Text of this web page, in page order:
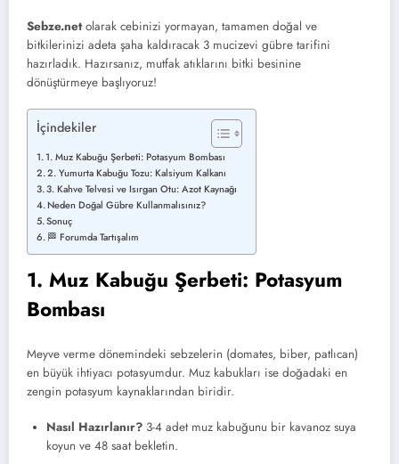
Sebze.netolarak cebinizi yormayan, tamamen doğal ve
bitkilerinizi adeta şaha kaldıracak 3 mucizevi gübre tarifini
hazırladık. Hazırsanız, mutfak atıklarını bitki besinine
dönüştürmeye başlıyoruz!
İçindekiler
1. Muz Kabuğu Şerbeti: Potasyum Bombası
2. Yumurta Kabuğu Tozu: Kalsiyum Kalkanı
3. Kahve Telvesi ve Isırgan Otu: Azot Kaynağı
Neden Doğal Gübre Kullanmalısınız?
Sonuç
🏁 Forumda Tartışalım
1. Muz Kabuğu Şerbeti: Potasyum
Bombası
Meyve verme dönemindeki sebzelerin (domates, biber, patlıcan)
en büyük ihtiyacı potasyumdur. Muz kabukları ise doğadaki en
zengin potasyum kaynaklarından biridir.
Nasıl Hazırlanır? 3-4 adet muz kabuğunu bir kavanoz suya
koyun ve 48 saat bekletin.